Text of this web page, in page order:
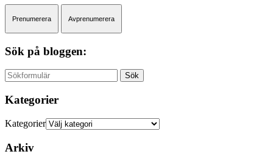
Sök på bloggen:
Sök
Kategorier
Kategorier
Arkiv